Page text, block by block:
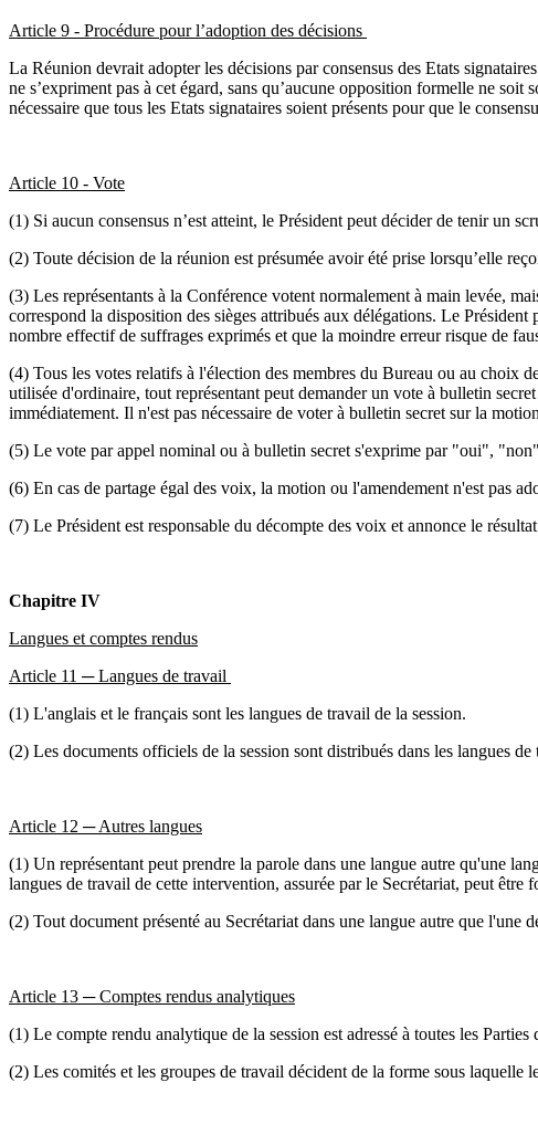
Article 9 - Procédure pour l’adoption des décisions
La Réunion devrait adopter les décisions par consensus des Etats
ne s’expriment pas à cet égard, sans qu’aucune opposition formelle ne soit
nécessaire que tous les Etats signataires soient présents pour que le
Article 10 - Vote
(1) Si aucun consensus n’est atteint, le Président peut décider de tenir un
(2) Toute décision de la réunion est présumée avoir été prise lorsqu’elle
(3) Les représentants à la Conférence votent normalement à main levée,
correspond la disposition des sièges attribués aux délégations. Le
nombre effectif de suffrages exprimés et que la moindre erreur risque de
(4) Tous les votes relatifs à l'élection des membres du Bureau ou au choix
utilisée d'ordinaire, tout représentant peut demander un vote à bulletin
immédiatement. Il n'est pas nécessaire de voter à bulletin secret sur la
(5) Le vote par appel nominal ou à bulletin secret s'exprime par "oui",
(6) En cas de partage égal des voix, la motion ou l'amendement n'est pas
(7) Le Président est responsable du décompte des voix et annonce le
Chapitre IV
Langues et comptes rendus
Article 11 ─ Langues de travail
(1) L'anglais et le français sont les langues de travail de la session.
(2) Les documents officiels de la session sont distribués dans les langues de
Article 12 ─ Autres langues
(1) Un représentant peut prendre la parole dans une langue autre qu'une
langues de travail de cette intervention, assurée par le Secrétariat, peut être
(2) Tout document présenté au Secrétariat dans une langue autre que l'une
Article 13 ─ Comptes rendus analytiques
(1) Le compte rendu analytique de la session est adressé à toutes les
(2) Les comités et les groupes de travail décident de la forme sous laquelle